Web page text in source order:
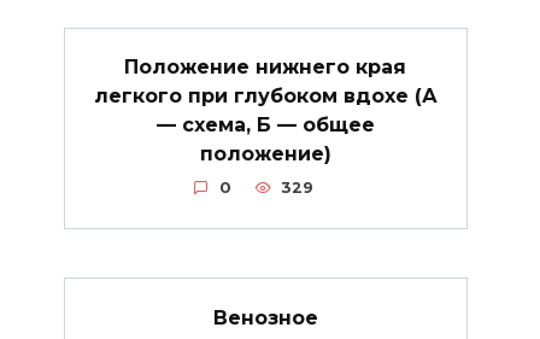
Положение нижнего края
легкого при глубоком вдохе (А
— схема, Б — общее
положение)
0 329
Венозное